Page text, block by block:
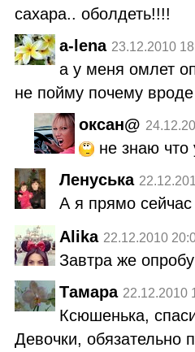
сахара.. оболдеть!!!!
a-lena 23.12.2010
а у меня омлет
не пойму почему
оксан@
не знаю
Ленуська
А я прямо
Alika 22.12.2010
Завтра же
Тамара 22.12.2010
Ксюшенька,
Девочки, обязательно